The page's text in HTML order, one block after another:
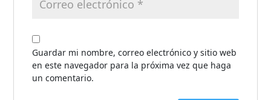
Guardar mi nombre, correo electrónico y sitio web
en este navegador para la próxima vez que haga
un comentario.